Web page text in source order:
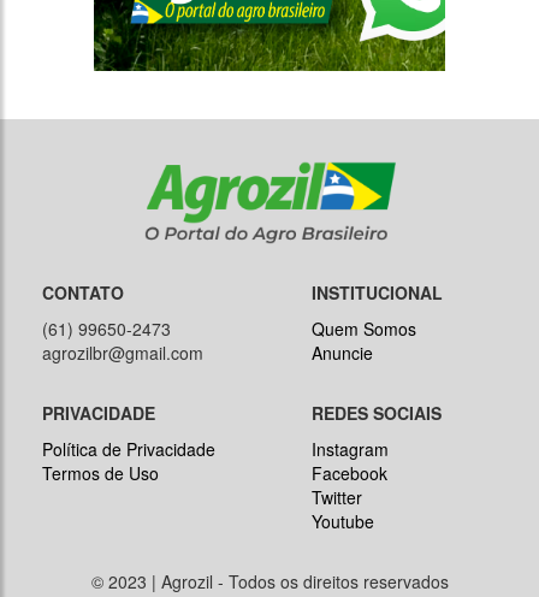
CONTATO
(61) 99650-2473
agrozilbr@gmail.com
INSTITUCIONAL
Quem Somos
Anuncie
PRIVACIDADE
Política de Privacidade
Termos de Uso
REDES SOCIAIS
Instagram
Facebook
Twitter
Youtube
© 2023 | Agrozil - Todos os direitos reservados